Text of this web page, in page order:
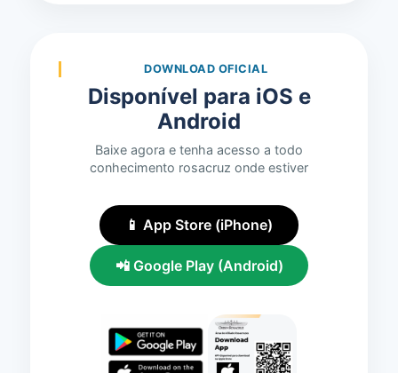
DOWNLOAD OFICIAL
Disponível para iOS e
Android
Baixe agora e tenha acesso a todo
conhecimento rosacruz onde estiver
📱 App Store (iPhone)
📲 Google Play (Android)